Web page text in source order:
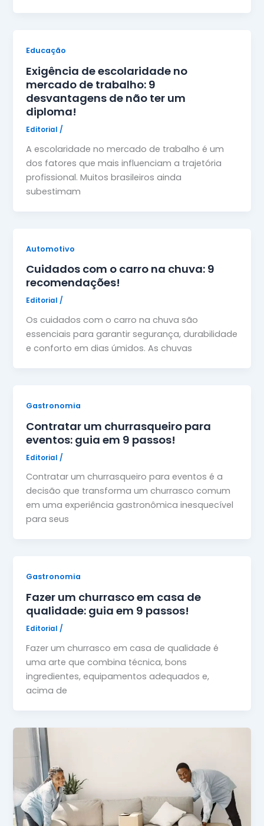
Educação
Exigência de escolaridade no
mercado de trabalho: 9
desvantagens de não ter um
diploma!
Editorial /
A escolaridade no mercado de trabalho é um
dos fatores que mais influenciam a trajetória
profissional. Muitos brasileiros ainda
subestimam
Automotivo
Cuidados com o carro na chuva: 9
recomendações!
Editorial/
Os cuidados com o carro na chuva são
essenciais para garantir segurança, durabilidade
e conforto em dias úmidos. As chuvas
Gastronomia
Contratar um churrasqueiro para
eventos: guia em 9 passos!
Editorial /
Contratar um churrasqueiro para eventos é a
decisão que transforma um churrasco comum
em uma experiência gastronômica inesquecível
para seus
Gastronomia
Fazer um churrasco em casa de
qualidade: guia em 9 passos!
Editorial /
Fazer um churrasco em casa de qualidade é
uma arte que combina técnica, bons
ingredientes, equipamentos adequados e,
acima de